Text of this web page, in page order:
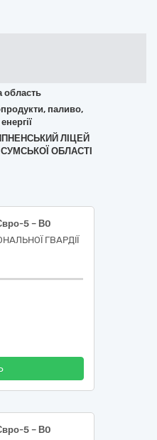
область
паливо,
ЛІЦЕЙ
ОБЛАСТІ
5 – В0
ГВАРДІЇ
5 – В0